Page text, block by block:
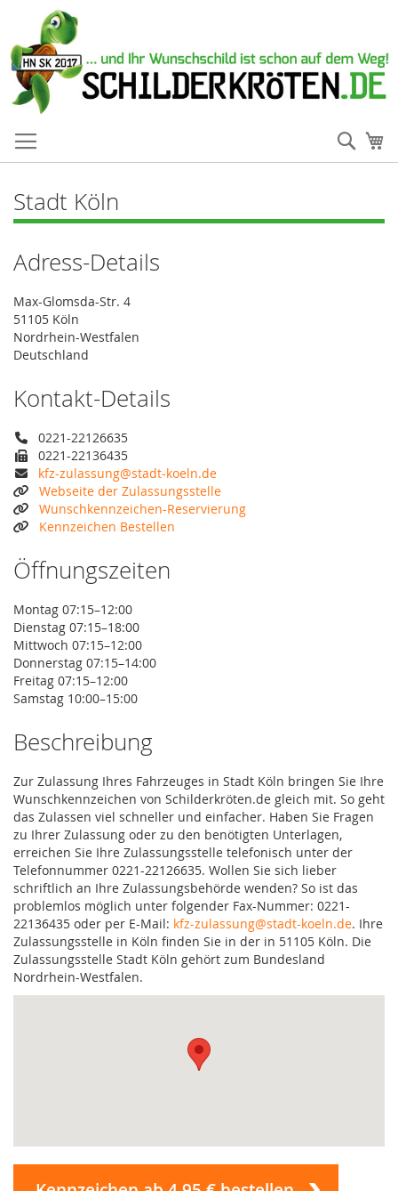
Stadt Köln
Adress-Details
Max-Glomsda-Str. 4
51105 Köln
Nordrhein-Westfalen
Deutschland
Kontakt-Details
0221-22126635
0221-22136435
kfz-zulassung@stadt-koeln.de
Webseite der Zulassungsstelle
Wunschkennzeichen-Reservierung
Kennzeichen Bestellen
Öffnungszeiten
Montag 07:15–12:00
Dienstag 07:15–18:00
Mittwoch 07:15–12:00
Donnerstag 07:15–14:00
Freitag 07:15–12:00
Samstag 10:00–15:00
Beschreibung
Zur Zulassung Ihres Fahrzeuges in Stadt Köln bringen Sie Ihre
Wunschkennzeichen von Schilderkröten.de gleich mit. So geht
das Zulassen viel schneller und einfacher. Haben Sie Fragen
zu Ihrer Zulassung oder zu den benötigten Unterlagen,
erreichen Sie Ihre Zulassungsstelle telefonisch unter der
Telefonnummer 0221-22126635. Wollen Sie sich lieber
schriftlich an Ihre Zulassungsbehörde wenden? So ist das
problemlos möglich unter folgender Fax-Nummer: 0221-
22136435 oder per E-Mail: kfz-zulassung@stadt-koeln.de. Ihre
Zulassungsstelle in Köln finden Sie in der in 51105 Köln. Die
Zulassungsstelle Stadt Köln gehört zum Bundesland
Nordrhein-Westfalen.